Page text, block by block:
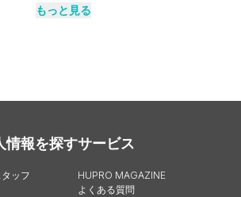
もっと見る
情報を探す
ッフ
サービス
HUPRO MAGAZINE
よくある質問